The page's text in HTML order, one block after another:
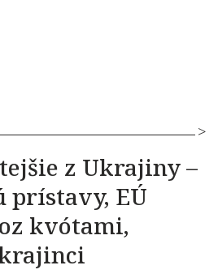
z Ukrajiny –
prístavy, EÚ
kvótami,